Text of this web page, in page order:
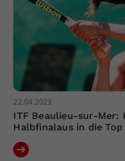
22.04.2023
ITF Beaulieu-sur-
Halbfinalaus in die